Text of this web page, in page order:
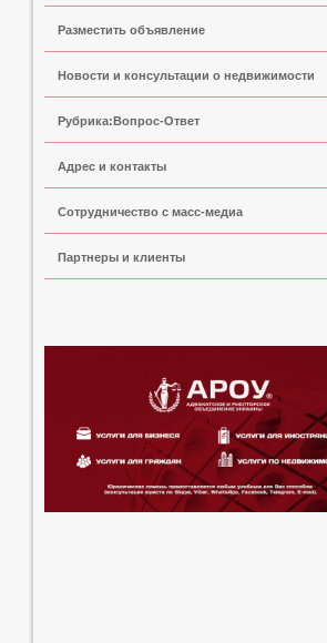
Разместить объявление
Новости и консультации о недвижимости
Рубрика:Вопрос-Ответ
Адрес и контакты
Сoтрудничество с масс-медиа
Партнеры и клиенты